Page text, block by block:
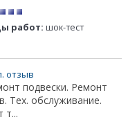
работ: шок-тест
отзыв
подвески. Ремонт
Тех. обслуживание.
т...